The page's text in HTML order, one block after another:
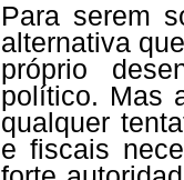
Para serem
alternativa
próprio
político. Mas
qualquer
e fiscais